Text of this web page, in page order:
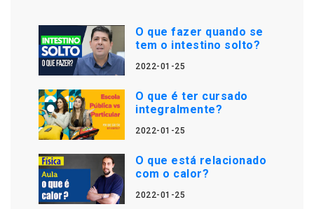
O que fazer quando se
tem o intestino solto?
2022-01-25
O que é ter cursado
integralmente?
2022-01-25
O que está relacionado
com o calor?
2022-01-25